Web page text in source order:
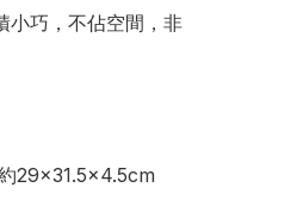
小巧，不佔空間，非
29×31.5×4.5cm